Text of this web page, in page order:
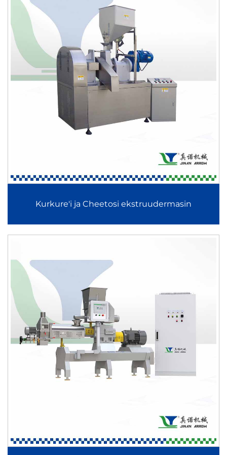
tagab Kurkure Cheetos extruuderimasin püsiva kuju
moodustamise ja laienemise stabiilsuse. Seda kasutatakse
laialdaselt krõpsuvate maisnaudinguartiklite, pulgakujuliste
naudinguartiklite ning eriliste extruuderitud toodete
tootmisel, millel on eristuv välimus ja maitse.
Tööstuslik toidupraadimismasin
Tööstuslik toidupraadimismasin on loodud jätkuva
tooteid kontrollitud temperatuuritingimustes. Masin on
ühtlase küpsetamise ja püsiva kuldse värvuse.
ekstrudeeritud naudinguartiklite, kattega pähklite,
ning parandab toodete kõvadust, säilitades samas
õliefektiivsuse. Selle roostevabast terasest konstruktsioon
ja hügieeniline disain vastavad kaasaegsetele
toiduohutusstandarditele.
Tööstuslik toidukuivatusmasin
Tööstuslik toidukuivatusmasin täidab olulist rolli
niiskusesisalduse reguleerimisel ja toote stabiilsuse
transpordilindaga või fluidiseeritud voodriga süsteemiga,
tagades ühtlase õhuvoolu jaotumise ning ühtlase
kuivatusjõudluse.
Kurkure'i ja Cheetosi ekstruudermasin